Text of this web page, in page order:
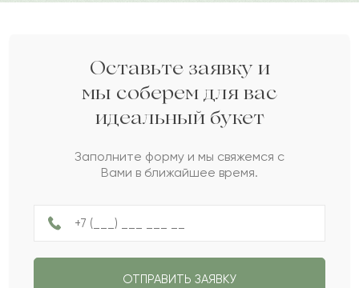
Р 2022-01-12
Руслан
2021-11-24
Сабаз
Павлина
Каджимурат
А Ахмет
Оставьте заявку и
мы соберем для вас
идеальный букет
Заполните форму и мы свяжемся с
Вами в ближайшее время.
ОТПРАВИТЬ ЗАЯВКУ